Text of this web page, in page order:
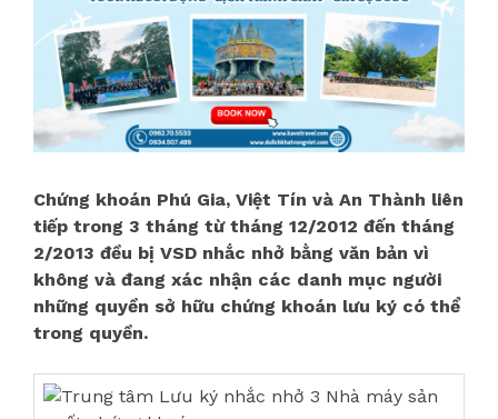
Chứng khoán Phú Gia, Việt Tín và An Thành liên
tiếp trong 3 tháng từ tháng 12/2012 đến tháng
2/2013 đều bị VSD nhắc nhở bằng văn bản vì
không và đang xác nhận các danh mục người
những quyền sở hữu chứng khoán lưu ký có thể
trong quyền.